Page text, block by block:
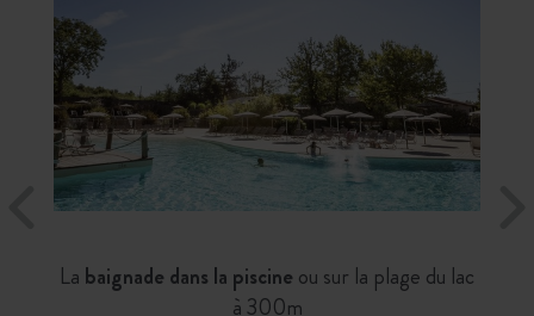
La baignade dans la piscine ou sur la plage du lac
à 300m